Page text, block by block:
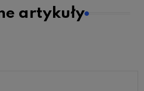
artykuły